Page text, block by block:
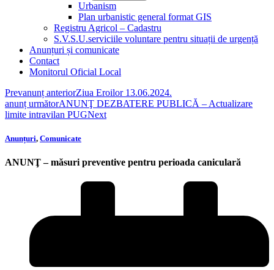
Urbanism
Plan urbanistic general format GIS
Registru Agricol – Cadastru
S.V.S.U.serviciile voluntare pentru situații de urgență
Anunțuri și comunicate
Contact
Monitorul Oficial Local
Prevanunț anteriorZiua Eroilor 13.06.2024.
anunț următorANUNŢ DEZBATERE PUBLICĂ – Actualizare
limite intravilan PUGNext
Anunțuri, Comunicate
ANUNŢ – măsuri preventive pentru perioada caniculară